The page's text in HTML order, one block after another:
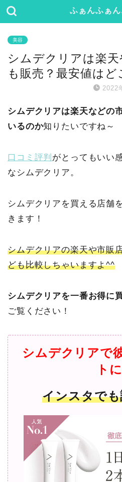
ふぁんふぁ
美容
シムデクリアは楽
も販売？最安値はど
2022
シムデクリアは楽天などの
いるのか知りたいですね～
口コミ評判 がとってもいい
なシムデクリア。
シムデクリアを買える店舗
きます！
シムデクリアの楽天や市販
ども比較しちゃいますよ^^
シムデクリアを一番お得に
ご覧ください！
シムデクリアで
ト
インスタで